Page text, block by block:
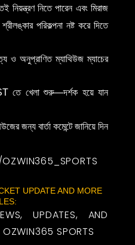
নিয়ন্ত্রণ নিতে পারেন এবং মিরাজ
পরিকল্পনা নষ্ট করে দিতে
ও অনুপ্রাণিত ম্যাথিউজ ম্যাচের
তে খেলা শুরু—দর্শক হয়ে যান
জন্য বার্তা কমেন্টে জানিয়ে দিন
UPDATE AND MORE
UPDATES, AND
SPORTS